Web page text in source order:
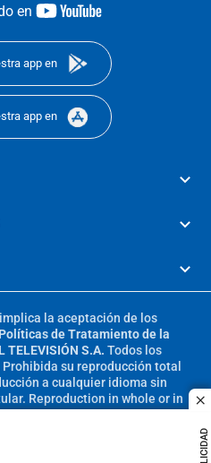
en
youtube-
app en
app en
la aceptación de los
Políticas de Tratamiento de la
TELEVISIÓN S.A. Todos los
Prohibida su reproducción total
a cualquier idioma sin
Reproduction in whole or in